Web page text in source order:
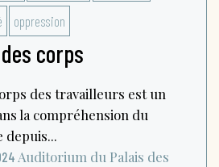
oppression
corps
des travailleurs est un
la compréhension du
depuis...
Auditorium du Palais des